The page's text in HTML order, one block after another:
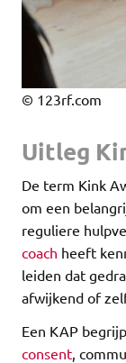
© 123rf.com
Uitleg
De term Kink
om een
reguliere
coach heeft
leiden dat
afwijkend of
Een KAP
consent ,